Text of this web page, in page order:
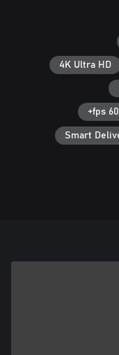
4K Ultra HD
60 fps+
Smart